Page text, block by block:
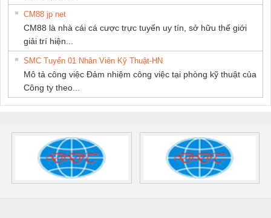
CM88 jp net
CM88 là nhà cái cá cược trực tuyến uy tín, sở hữu thế giới
giải trí hiện...
SMC Tuyển 01 Nhân Viên Kỹ Thuật-HN
Mô tả công việc Đảm nhiệm công việc tại phòng kỹ thuật của
Công ty theo...